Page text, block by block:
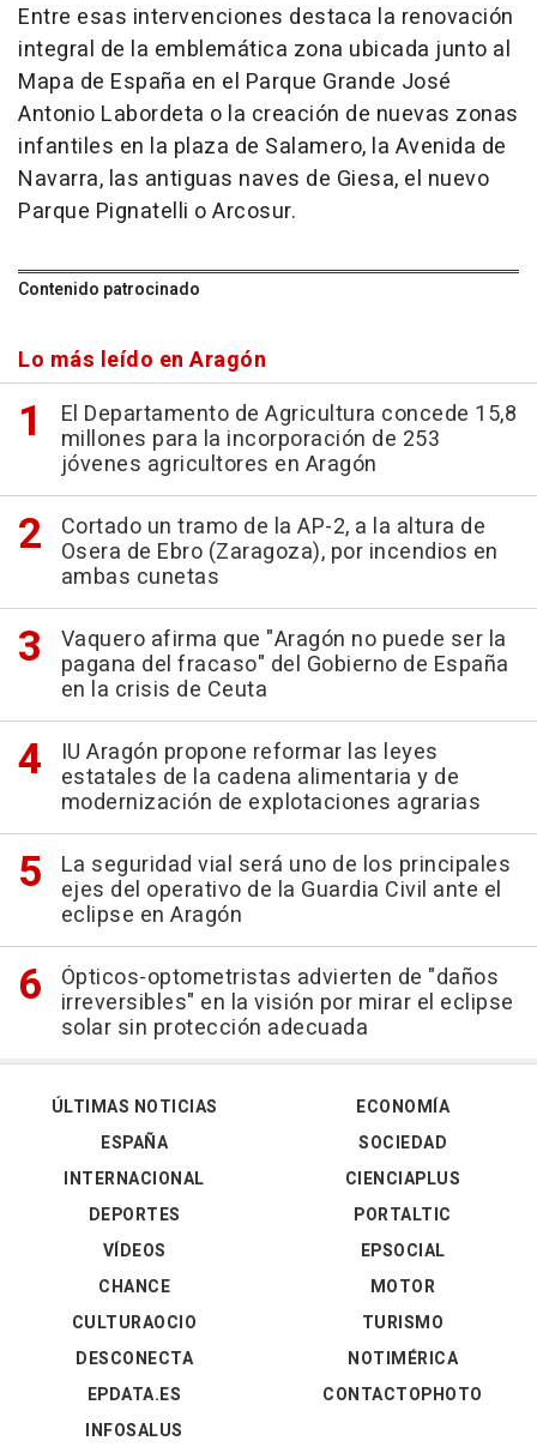
Entre esas intervenciones destaca la renovación
integral de la emblemática zona ubicada junto al
Mapa de España en el Parque Grande José
Antonio Labordeta o la creación de nuevas zonas
infantiles en la plaza de Salamero, la Avenida de
Navarra, las antiguas naves de Giesa, el nuevo
Parque Pignatelli o Arcosur.
Contenido patrocinado
Lo más leído en Aragón
El Departamento de Agricultura concede 15,8
millones para la incorporación de 253
jóvenes agricultores en Aragón
Cortado un tramo de la AP-2, a la altura de
Osera de Ebro (Zaragoza), por incendios en
ambas cunetas
Vaquero afirma que "Aragón no puede ser la
pagana del fracaso" del Gobierno de España
en la crisis de Ceuta
IU Aragón propone reformar las leyes
estatales de la cadena alimentaria y de
modernización de explotaciones agrarias
La seguridad vial será uno de los principales
ejes del operativo de la Guardia Civil ante el
eclipse en Aragón
Ópticos-optometristas advierten de "daños
irreversibles" en la visión por mirar el eclipse
solar sin protección adecuada
ÚLTIMAS NOTICIAS
ESPAÑA
INTERNACIONAL
DEPORTES
VÍDEOS
ECONOMÍA
SOCIEDAD
CIENCIAPLUS
PORTALTIC
EPSOCIAL
CHANCE
CULTURAOCIO
DESCONECTA
EPDATA.ES
INFOSALUS
MOTOR
TURISMO
NOTIMÉRICA
CONTACTOPHOTO